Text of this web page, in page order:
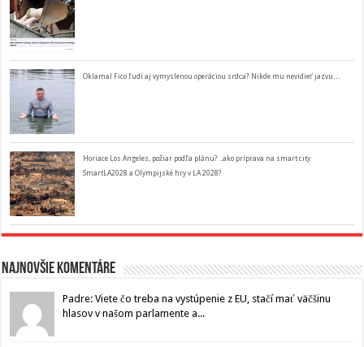
Oklamal Fico ľudí aj vymyslenou operáciou srdca? Nikde mu nevidieť jazvu…
Horiace Los Angeles, požiar podľa plánu? ..ako príprava na smart city
SmartLA2028 a Olympijské hry v LA 2028?
Najnovšie komentáre
Padre: Viete čo treba na vystúpenie z EU, stačí mať väčšinu
hlasov v našom parlamente a...